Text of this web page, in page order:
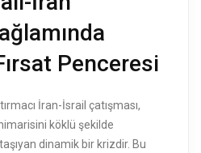
Penceresi
İran-İsrail çatışması,
köklü şekilde
dinamik bir krizdir. Bu